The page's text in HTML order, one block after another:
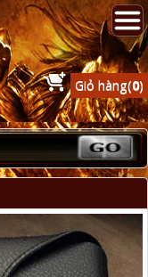
Giỏ hàng(0)